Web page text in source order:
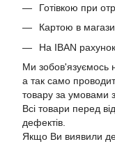
Готівкою при
Картою в
На IBAN
Ми зобов'язуємось
а так само
товару за умовами
Всі товари перед
дефектів.
Якщо Ви виявили